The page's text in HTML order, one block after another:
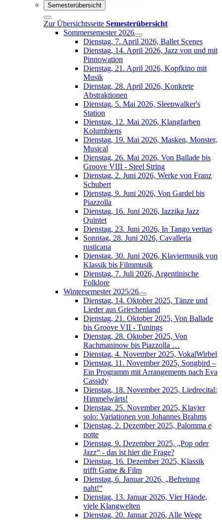
Semesterübersicht
Zur Übersichtsseite Semesterübersicht
Sommersemester 2026
Dienstag, 7. April 2026, Ballet Scenes
Dienstag, 14. April 2026, Jazz von und mit
Pinnowation
Dienstag, 21. April 2026, Kopfkino mit
Musik
Dienstag, 28. April 2026, Konkrete
Abstraktionen
Dienstag, 5. Mai 2026, Sleepwalker's
Station
Dienstag, 12. Mai 2026, Klangfarben
Kolumbiens
Dienstag, 19. Mai 2026, Masken, Monster,
Musical
Dienstag, 26. Mai 2026, Von Ballade bis
Groove VIII - Steel String
Dienstag, 2. Juni 2026, Werke von Franz
Schubert
Dienstag, 9. Juni 2026, Von Gardel bis
Piazzolla
Dienstag, 16. Juni 2026, Iazzika Jazz
Quintet
Dienstag, 23. Juni 2026, In Tango veritas
Sonntag, 28. Juni 2026, Cavalleria
rusticana
Dienstag, 30. Juni 2026, Klaviermusik von
Klassik bis Filmmusik
Dienstag, 7. Juli 2026, Argentinische
Folklore
Wintersemester 2025/26
Dienstag, 14. Oktober 2025, Tänze und
Lieder aus Griechenland
Dienstag, 21. Oktober 2025, Von Ballade
bis Groove VII - Tunings
Dienstag, 28. Oktober 2025, Von
Rachmaninow bis Piazzolla …
Dienstag, 4. November 2025, VokalWirbel
Dienstag, 11. November 2025, Songbird –
Ein Programm mit Arrangements nach Eva
Cassidy
Dienstag, 18. November 2025, Liedrecital:
Himmelwärts!
Dienstag, 25. November 2025, Klavier
solo: Variationen von Johannes Brahms
Dienstag, 2. Dezember 2025, Palomma e
notte
Dienstag, 9. Dezember 2025, „Pop oder
Jazz“ - das ist hier die Frage?
Dienstag, 16. Dezember 2025, Klassik
trifft Game & Film
Dienstag, 6. Januar 2026, „Befreiung
naht!“
Dienstag, 13. Januar 2026, Vier Hände,
viele Klangwelten
Dienstag, 20. Januar 2026, Alle Wege